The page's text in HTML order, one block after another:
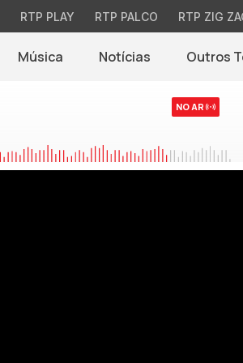
RTP PLAY RTP PALCO RTP ZIG
Música Notícias(abre em nova
Outros
NO AR